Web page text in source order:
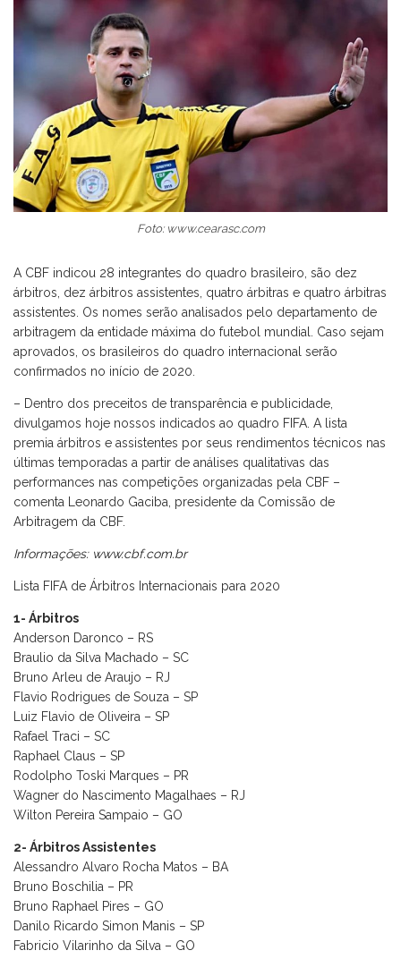
Foto: www.cearasc.com
A CBF indicou 28 integrantes do quadro brasileiro, são dez
árbitros, dez árbitros assistentes, quatro árbitras e quatro árbitras
assistentes. Os nomes serão analisados pelo departamento de
arbitragem da entidade máxima do futebol mundial. Caso sejam
aprovados, os brasileiros do quadro internacional serão
confirmados no início de 2020.
– Dentro dos preceitos de transparência e publicidade,
divulgamos hoje nossos indicados ao quadro FIFA. A lista
premia árbitros e assistentes por seus rendimentos técnicos nas
últimas temporadas a partir de análises qualitativas das
performances nas competições organizadas pela CBF –
comenta Leonardo Gaciba, presidente da Comissão de
Arbitragem da CBF.
Informações: www.cbf.com.br
Lista FIFA de Árbitros Internacionais para 2020
1- Árbitros
Anderson Daronco – RS
Braulio da Silva Machado – SC
Bruno Arleu de Araujo – RJ
Flavio Rodrigues de Souza – SP
Luiz Flavio de Oliveira – SP
Rafael Traci – SC
Raphael Claus – SP
Rodolpho Toski Marques – PR
Wagner do Nascimento Magalhaes – RJ
Wilton Pereira Sampaio – GO
2- Árbitros Assistentes
Alessandro Alvaro Rocha Matos – BA
Bruno Boschilia – PR
Bruno Raphael Pires – GO
Danilo Ricardo Simon Manis – SP
Fabricio Vilarinho da Silva – GO